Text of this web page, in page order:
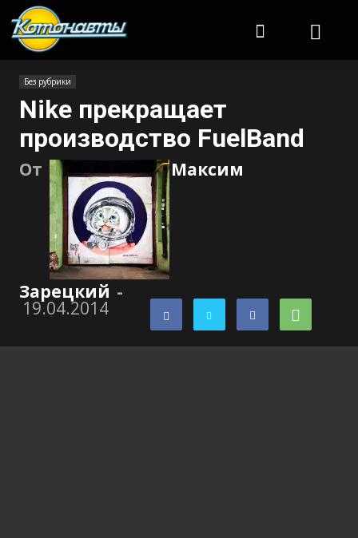
Без рубрики
Nike прекращает
производство FuelBand
От Максим
Зарецкий -
19.04.2014